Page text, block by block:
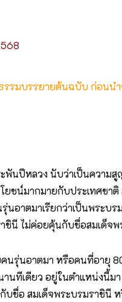
รมบรรยายต้นฉบับ ก่อนนำ
นปีหลวง นับว่าเป็นความ
ชน์มากมายกับประเทศชา
อาตมาเรียกว่าเป็นพระบ
นี ไม่ค่อยคุ้นกับชื่อสมเด็จ
คนรุ่นอาตมา หรือคนที่อา
านทีเดียว อยู่ในตำแหน่งนี้
ชื่อ สมเด็จพระบรมราชินี